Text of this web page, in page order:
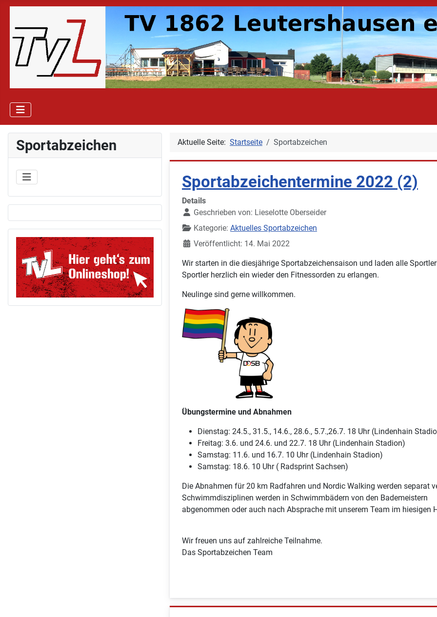
Sportabzeichen Aktuelle Seite: Startseite Sportabzeichen
Sportabzeichentermine 2022 (2)
Details
Geschrieben von: Lieselotte Oberseider
Kategorie: Aktuelles Sportabzeichen
Veröffentlicht: 14. Mai 2022
Wir starten in die diesjährige Sportabzeichensaison und laden alle
Sportler herzlich ein wieder den Fitnessorden zu erlangen.
Neulinge sind gerne willkommen.
Übungstermine und Abnahmen
Dienstag: 24.5., 31.5., 14.6., 28.6., 5.7.,26.7. 18 Uhr (Lindenhain
Freitag: 3.6. und 24.6. und 22.7. 18 Uhr (Lindenhain Stadion)
Samstag: 11.6. und 16.7. 10 Uhr (Lindenhain Stadion)
Samstag: 18.6. 10 Uhr ( Radsprint Sachsen)
Die Abnahmen für 20 km Radfahren und Nordic Walking werden separat
Schwimmdisziplinen werden in Schwimmbädern von den Bademeistern
abgenommen oder auch nach Absprache mit unserem Team im hiesigen
Wir freuen uns auf zahlreiche Teilnahme.
Das Sportabzeichen Team